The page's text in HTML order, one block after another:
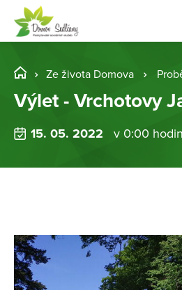
Ze života Domova
Výlet - Vrchotovy
15. 05. 2022 v 0:00 hodin